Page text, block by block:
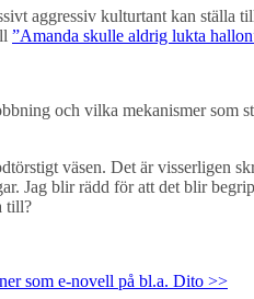
aggressiv kulturtant kan ställa
”Amanda skulle aldrig lukta
och vilka mekanismer
väsen. Det är visserligen
Jag blir rädd för att det blir
till?
som e-novell på bl.a. Dito >>